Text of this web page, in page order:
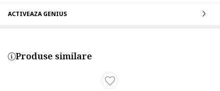
ACTIVEAZA GENIUS
Produse similare